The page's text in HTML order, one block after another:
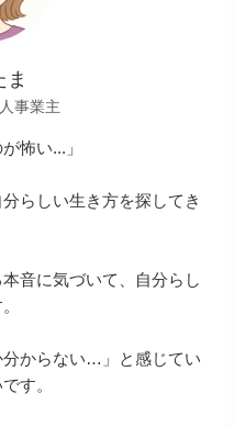
ま
事業主
怖い...」
らしい生き方を探してき
音に気づいて、自分らし
分からない…」と感じてい
す。